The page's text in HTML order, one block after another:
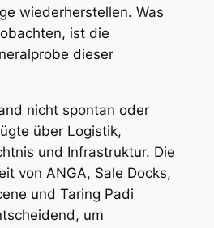
wiederherstellen. Was
ist die
dieser
nicht spontan oder
über Logistik,
und Infrastruktur. Die
von ANGA, Sale Docks,
und Taring Padi
um